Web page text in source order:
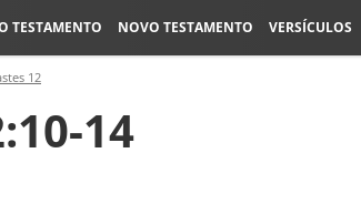
TESTAMENTO NOVO TESTAMENTO VERSÍCULOS
12
14